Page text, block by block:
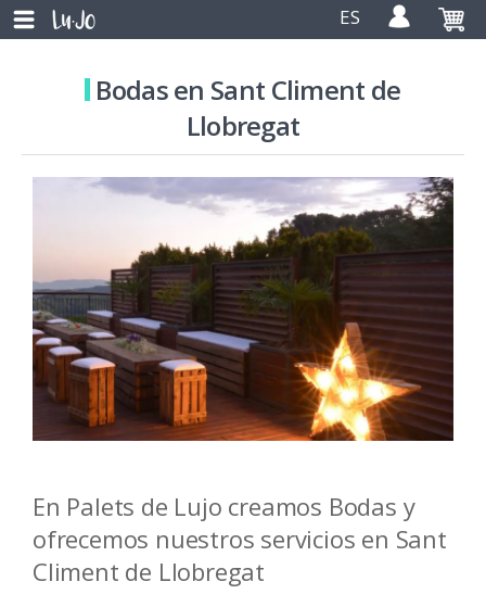
ES
Bodas en Sant Climent de
Llobregat
En Palets de Lujo creamos Bodas y
ofrecemos nuestros servicios en Sant
Climent de Llobregat